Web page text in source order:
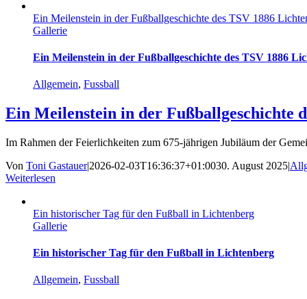
Ein Meilenstein in der Fußballgeschichte des TSV 1886
Gallerie
Ein Meilenstein in der Fußballgeschichte des TSV 1886
Allgemein, Fussball
Ein Meilenstein in der Fußballgeschichte
Im Rahmen der Feierlichkeiten zum 675-jährigen Jubiläum der
Von Toni Gastauer|2026-02-03T16:36:37+01:0030. August 2025|
Weiterlesen
Ein historischer Tag für den Fußball in Lichtenberg
Gallerie
Ein historischer Tag für den Fußball in Lichtenberg
Allgemein, Fussball